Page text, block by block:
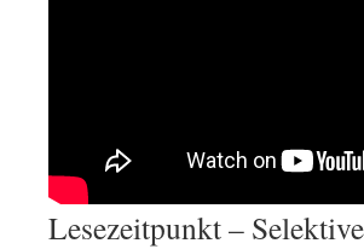
Lesezeitpunkt –